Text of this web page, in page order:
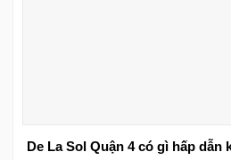
De La Sol Quận 4 có gì hấp dẫn